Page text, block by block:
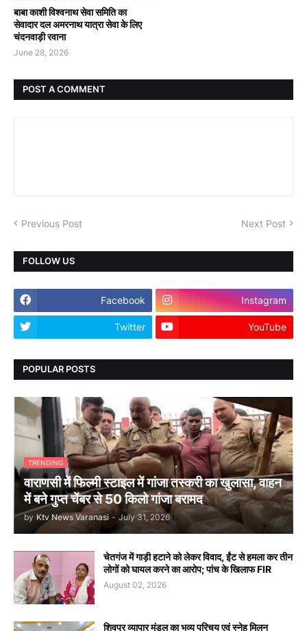
बाबा काशी विश्वनाथ सेवा समिति का
सेवादार दल अमरनाथ यात्रा सेवा के लिए
चंदनवाड़ी रवाना
June 28, 2026
POST A COMMENT
Previous Post Next Post
FOLLOW US
Facebook Instagram
Twitter YouTube
POPULAR POSTS
TRENDING
वाराणसी में फिल्मी स्टाइल में गांजा तस्करी का खुलासा, वाहन
में बने गुप्त चेंबर से 50 किलो गांजा बरामद
by Ktv News Varanasi - July 31, 2026
चेतगंज में गाड़ी हटाने को लेकर विवाद, ईंट से हमला कर तीन
लोगों को घायल करने का आरोप; पांच के खिलाफ FIR
August 02, 2026
शिवपुर व्यापार मंडल का भव्य परिचय एवं स्नेह मिलन